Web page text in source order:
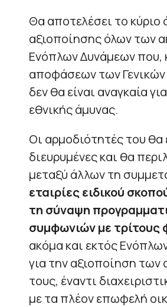
Θα αποτελέσει το κύριο
αξιοποίησης όλων των
Ενόπλων Δυνάμεων που,
αποφάσεων των Γενικών
δεν θα είναι αναγκαία
εθνικής άμυνας.
Οι αρμοδιότητές του θα
διευρυμένες και θα
μεταξύ άλλων τη
εταιρίες ειδικού
τη σύναψη
συμφωνιών με τρίτους
ακόμα και εκτός
για την αξιοποίηση των
τους, έναντι
με τα πλέον επωφελή